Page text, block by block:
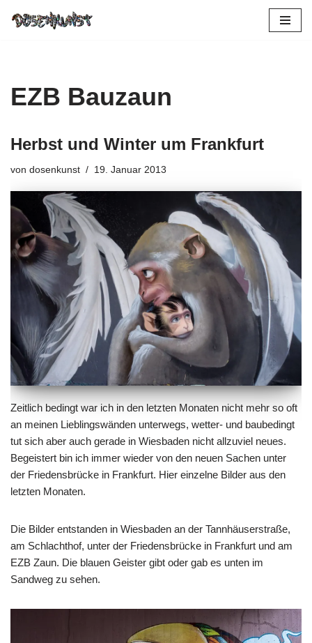
EZB Bauzaun
Herbst und Winter um Frankfurt
von dosenkunst 19. Januar 2013
Zeitlich bedingt war ich in den letzten Monaten nicht mehr so oft
an meinen Lieblingswänden unterwegs, wetter- und baubedingt
tut sich aber auch gerade in Wiesbaden nicht allzuviel neues.
Begeistert bin ich immer wieder von den neuen Sachen unter
der Friedensbrücke in Frankfurt. Hier einzelne Bilder aus den
letzten Monaten.
Die Bilder entstanden in Wiesbaden an der Tannhäuserstraße,
am Schlachthof, unter der Friedensbrücke in Frankfurt und am
EZB Zaun. Die blauen Geister gibt oder gab es unten im
Sandweg zu sehen.